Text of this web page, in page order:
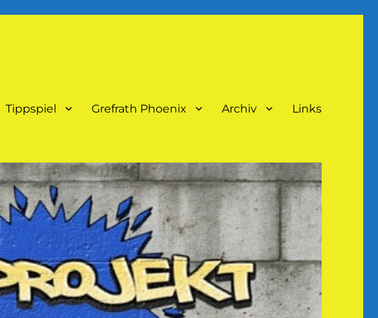
Tippspiel Grefrath Phoenix Archiv Links